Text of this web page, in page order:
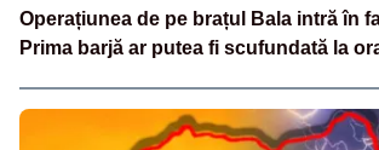
Operațiunea de pe brațul Bala intră în
Prima barjă ar putea fi scufundată la